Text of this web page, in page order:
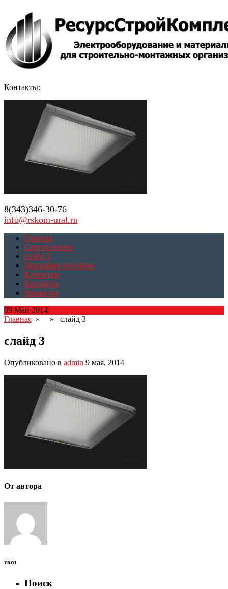
Контакты:
8(343)346-30-76
info@rskom-ural.ru
Главная
Светотехника
слайд 3
География поставок
Клиентам
Контакты
Вакансии
09 Май 2014
Главная » » слайд 3
слайд 3
Опубликовано в admin 9 мая, 2014
От автора
root
Поиск